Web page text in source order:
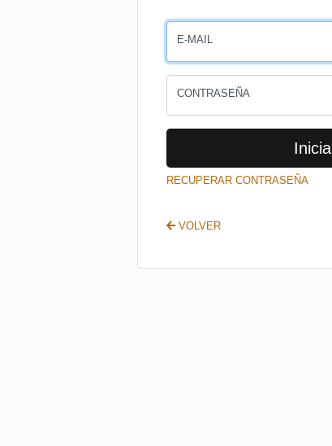
E-MAIL
CONTRASEÑA
RECUPERAR CONTRASEÑA
VOLVER